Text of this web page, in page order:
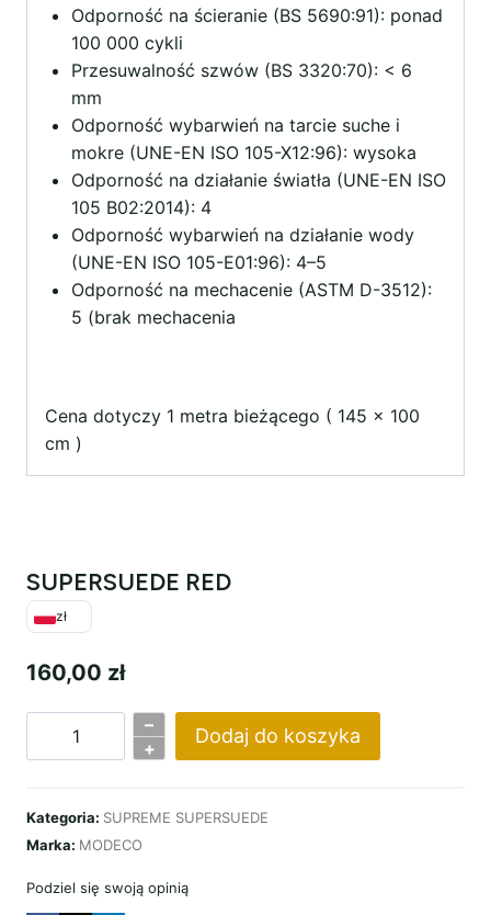
Odporność na ścieranie (BS 5690:91): ponad
100 000 cykli
Przesuwalność szwów (BS 3320:70): < 6
mm
Odporność wybarwień na tarcie suche i
mokre (UNE-EN ISO 105-X12:96): wysoka
Odporność na działanie światła (UNE-EN ISO
105 B02:2014): 4
Odporność wybarwień na działanie wody
(UNE-EN ISO 105-E01:96): 4–5
Odporność na mechacenie (ASTM D-3512):
5 (brak mechacenia
Cena dotyczy 1 metra bieżącego ( 145 x 100
cm )
SUPERSUEDE RED
zł
160,00 zł
–
+
Dodaj do koszyka
Kategoria: SUPREME SUPERSUEDE
Marka: MODECO
Podziel się swoją opinią